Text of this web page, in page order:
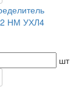
НМ УХЛ4
шт